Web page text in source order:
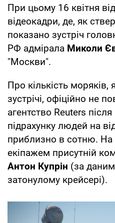
При цьому 16 квітня
відеокадри, де, як
показано зустріч
РФ адмірала Миколи
"Москви".
Про кількість моряків,
зустрічі, офіційно не
агентство Reuters
підрахунку людей на
приблизно в сотню. На
екіпажем присутній
Антон Купрін (за
затонулому крейсері).